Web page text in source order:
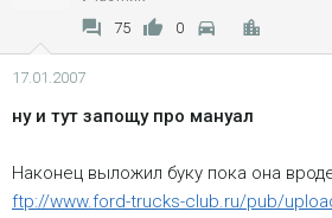
75 0
17.01.2007
ну и тут запощу про мануал
Наконец выложил буку пока она
ftp://www.ford-trucks-club.ru/pub/